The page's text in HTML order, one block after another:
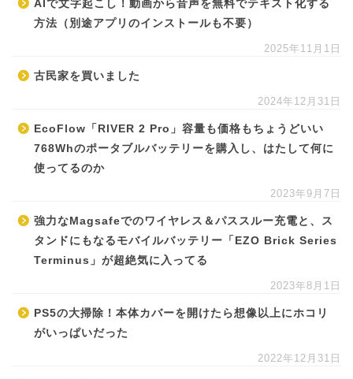
AIで文字起こし！動画から音声を無料でテキスト化する
方法（別途アプリのインストールも不要）
2025年11月1日
古民家を買いました
2024年12月31日
EcoFlow「RIVER 2 Pro」容量も価格もちょうどいい
768Whのポータブルバッテリーを購入し、はたして何に
使ってるのか
2023年9月7日
強力なMagsafeでのワイヤレス＆パススルー充電と、ス
タンドにもなるモバイルバッテリー「EZO Brick Series
Terminus」が超絶気に入ってる
2023年8月1日
PS5の大掃除！本体カバーを開けたら想像以上にホコリ
がいっぱいだった
2022年12月31日